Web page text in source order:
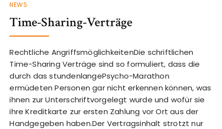
NEWS
Time-Sharing-Verträge
Rechtliche AngriffsmöglichkeitenDie schriftlichen
Time-Sharing Verträge sind so formuliert, dass die
durch das stundenlangePsycho-Marathon
ermüdeten Personen gar nicht erkennen können, was
ihnen zur Unterschriftvorgelegt wurde und wofür sie
ihre Kreditkarte zur ersten Zahlung vor Ort aus der
Handgegeben haben.Der Vertragsinhalt strotzt nur